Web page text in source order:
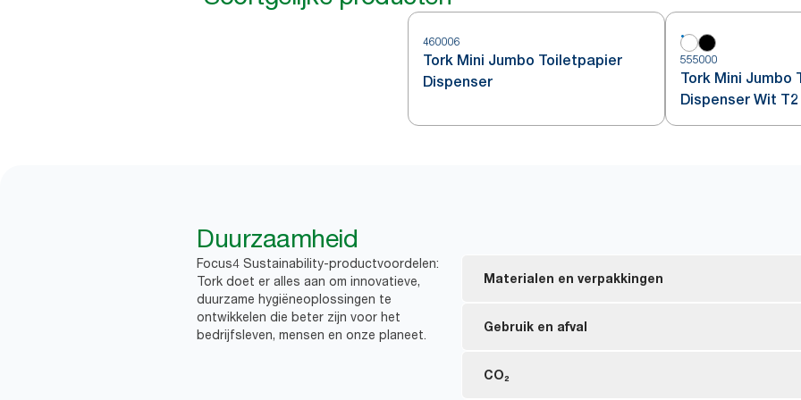
460006
Tork Mini Jumbo Toiletpapier
Dispenser
555000
Tork Mini Jumbo
Dispenser Wit T2
Duurzaamheid
Focus4 Sustainability-productvoordelen:
Tork doet er alles aan om innovatieve,
duurzame hygiëneoplossingen te
ontwikkelen die beter zijn voor het
bedrijfsleven, mensen en onze planeet.
Materialen en verpakkingen
FSC®-gecertificeerde vullingen: gemaakt van
van de vezels is afkomstig uit alternatieve
Gebruik en afval
Geen huls, geen wikkel: minder afval.
CO₂